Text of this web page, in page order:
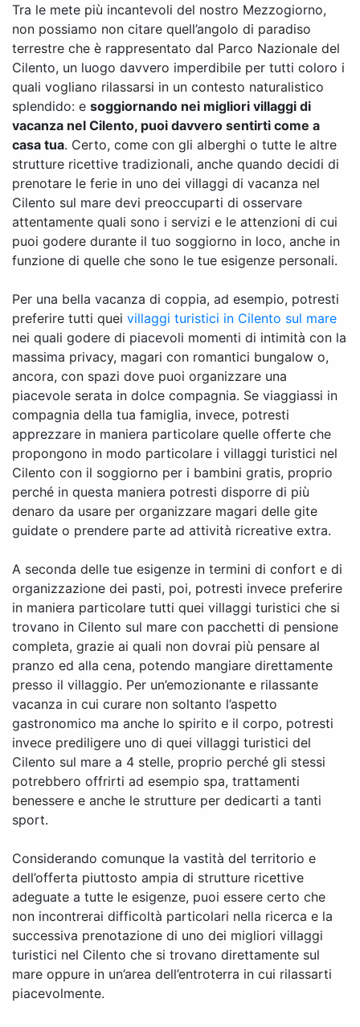
Tra le mete più incantevoli del nostro Mezzogiorno,
non possiamo non citare quell’angolo di paradiso
terrestre che è rappresentato dal Parco Nazionale del
Cilento, un luogo davvero imperdibile per tutti coloro i
quali vogliano rilassarsi in un contesto naturalistico
splendido: e soggiornando nei migliori villaggi di
vacanza nel Cilento, puoi davvero sentirti come a
casa tua. Certo, come con gli alberghi o tutte le altre
strutture ricettive tradizionali, anche quando decidi di
prenotare le ferie in uno dei villaggi di vacanza nel
Cilento sul mare devi preoccuparti di osservare
attentamente quali sono i servizi e le attenzioni di cui
puoi godere durante il tuo soggiorno in loco, anche in
funzione di quelle che sono le tue esigenze personali.
Per una bella vacanza di coppia, ad esempio, potresti
preferire tutti quei villaggi turistici in Cilento sul mare
nei quali godere di piacevoli momenti di intimità con la
massima privacy, magari con romantici bungalow o,
ancora, con spazi dove puoi organizzare una
piacevole serata in dolce compagnia. Se viaggiassi in
compagnia della tua famiglia, invece, potresti
apprezzare in maniera particolare quelle offerte che
propongono in modo particolare i villaggi turistici nel
Cilento con il soggiorno per i bambini gratis, proprio
perché in questa maniera potresti disporre di più
denaro da usare per organizzare magari delle gite
guidate o prendere parte ad attività ricreative extra.
A seconda delle tue esigenze in termini di confort e di
organizzazione dei pasti, poi, potresti invece preferire
in maniera particolare tutti quei villaggi turistici che si
trovano in Cilento sul mare con pacchetti di pensione
completa, grazie ai quali non dovrai più pensare al
pranzo ed alla cena, potendo mangiare direttamente
presso il villaggio. Per un’emozionante e rilassante
vacanza in cui curare non soltanto l’aspetto
gastronomico ma anche lo spirito e il corpo, potresti
invece prediligere uno di quei villaggi turistici del
Cilento sul mare a 4 stelle, proprio perché gli stessi
potrebbero offrirti ad esempio spa, trattamenti
benessere e anche le strutture per dedicarti a tanti
sport.
Considerando comunque la vastità del territorio e
dell’offerta piuttosto ampia di strutture ricettive
adeguate a tutte le esigenze, puoi essere certo che
non incontrerai difficoltà particolari nella ricerca e la
successiva prenotazione di uno dei migliori villaggi
turistici nel Cilento che si trovano direttamente sul
mare oppure in un’area dell’entroterra in cui rilassarti
piacevolmente.